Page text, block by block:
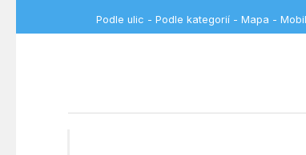
Podle ulic - Podle kategorií - Mapa -